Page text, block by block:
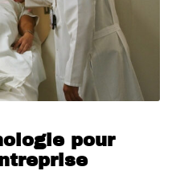
pour